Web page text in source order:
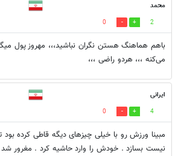
محمد
2
0
باهم هماهنگ هستن نگران نباشید،،، مهروز پول
می‌کنه ،،، هردو راضی ،،،
ایرانی
4
0
مبینا ورزش رو با خیلی چیزهای دیگه قاطی کرده بود
نیست بسازد . خودش را وارد حاشیه کرد . مغرور